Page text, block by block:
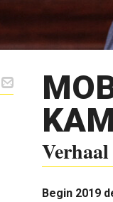
Begin 2019